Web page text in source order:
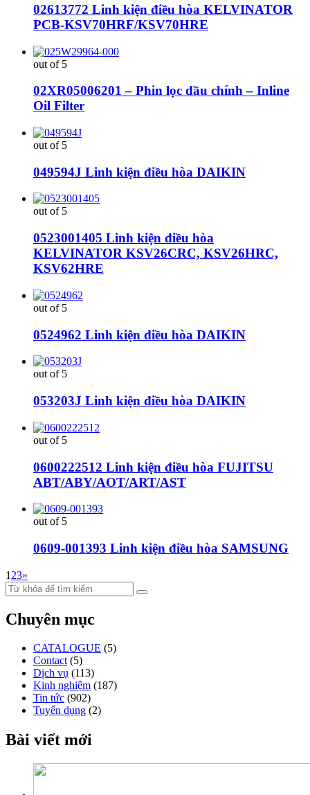
02613772 Linh kiện điều hòa KELVINATOR
PCB-KSV70HRF/KSV70HRE
out of 5
02XR05006201 – Phin lọc dầu chính – Inline
Oil Filter
out of 5
049594J Linh kiện điều hòa DAIKIN
out of 5
0523001405 Linh kiện điều hòa
KELVINATOR KSV26CRC, KSV26HRC,
KSV62HRE
out of 5
0524962 Linh kiện điều hòa DAIKIN
out of 5
053203J Linh kiện điều hòa DAIKIN
out of 5
0600222512 Linh kiện điều hòa FUJITSU
ABT/ABY/AOT/ART/AST
out of 5
0609-001393 Linh kiện điều hòa SAMSUNG
1 23»
Chuyên mục
CATALOGUE (5)
Contact(5)
Dịch vụ (113)
Kinh nghiệm (187)
Tin tức (902)
Tuyển dụng (2)
Bài viết mới